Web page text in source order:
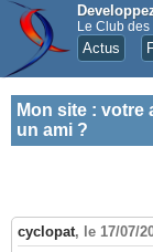
Le Club
Actus
Mon site : votre
un ami ?
cyclopat, le 17/07/